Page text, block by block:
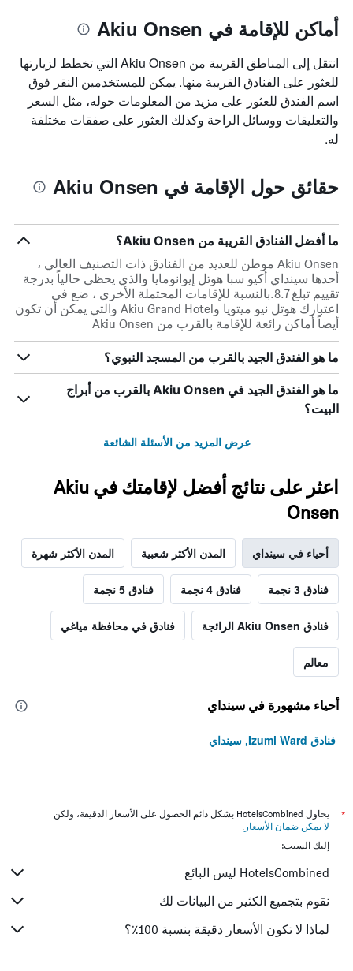
أماكن للإقامة في Akiu Onsen
انتقل إلى المناطق القريبة من Akiu Onsen التي تخطط لزيارتها
للعثور على الفنادق القريبة منها. يمكن للمستخدمين النقر فوق
اسم الفندق للعثور على مزيد من المعلومات حوله، مثل السعر
والتعليقات ووسائل الراحة وكذلك العثور على صفقات مختلفة
له.
حقائق حول الإقامة في Akiu Onsen
ما أفضل الفنادق القريبة من Akiu Onsen؟
Akiu Onsen موطن للعديد من الفنادق ذات التصنيف العالي ،
أحدها سينداي أكيو سبا هوتل إيوانومايا والذي يحظى حالياً بدرجة
تقييم تبلغ 8.7.بالنسبة للإقامات المحتملة الأخرى ، ضع في
اعتبارك هوتل نيو ميتويا وAkiu Grand Hotel والتي يمكن أن تكون
أيضاً أماكن رائعة للإقامة بالقرب من Akiu Onsen
ما هو الفندق الجيد بالقرب من المسجد النبوي؟
ما هو الفندق الجيد في Akiu Onsen بالقرب من أبراج
البيت؟
عرض المزيد من الأسئلة الشائعة
اعثر على نتائج أفضل لإقامتك في Akiu
Onsen
أحياء في سينداي المدن الأكثر شعبية المدن الأكثر شهرة
فنادق 3 نجمة فنادق 4 نجمة فنادق 5 نجمة
فنادق Akiu Onsen الرائجة فنادق في محافظة مياغي
معالم
أحياء مشهورة في سينداي
فنادق Izumi Ward, سينداي
*
يحاول HotelsCombined بشكل دائم الحصول على الأسعار الدقيقة، ولكن
لا يمكن ضمان الأسعار .
إليك السبب:
HotelsCombined ليس البائع
نقوم بتجميع الكثير من البيانات لك
لماذا لا تكون الأسعار دقيقة بنسبة 100٪؟